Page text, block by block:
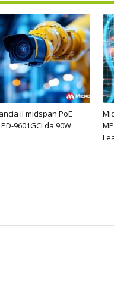
il midspan PoE
9601GCI da 90W